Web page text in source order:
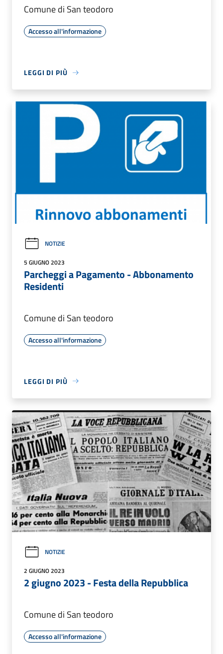
Comune di San teodoro
Accesso all'informazione
LEGGI DI PIÙ
NOTIZIE
5 GIUGNO 2023
Parcheggi a Pagamento - Abbonamento
Residenti
Comune di San teodoro
Accesso all'informazione
LEGGI DI PIÙ
NOTIZIE
2 GIUGNO 2023
2 giugno 2023 - Festa della Repubblica
Comune di San teodoro
Accesso all'informazione